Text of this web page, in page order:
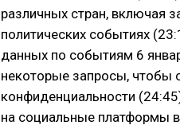
различных стран, включая
политических событиях
данных по событиям 6
некоторые запросы, чтобы
конфиденциальности
на социальные платформы